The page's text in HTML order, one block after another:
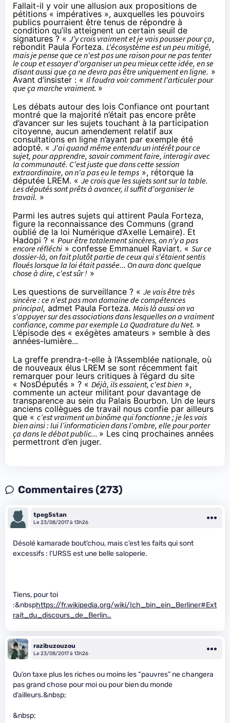
Fallait-il y voir une allusion aux propositions de
pétitions « impératives », auxquelles les pouvoirs
publics pourraient être tenus de répondre à
condition qu’ils atteignent un certain seuil de
signatures ? « J'y crois vraiment et je vais pousser pour ça,
rebondit Paula Forteza. L'écosystème est un peu mitigé,
mais je pense que ce n'est pas une raison pour ne pas tenter
le coup et essayer d'organiser un peu mieux cette idée, en se
disant aussi que ça ne devra pas être uniquement en ligne. »
Avant d’insister : « Il faudra voir comment l'articuler pour
que ça marche vraiment. »
Les débats autour des lois Confiance ont pourtant
montré que la majorité n’était pas encore prête
d’avancer sur les sujets touchant à la participation
citoyenne, aucun amendement relatif aux
consultations en ligne n’ayant par exemple été
adopté. « J'ai quand même entendu un intérêt pour ce
sujet, pour apprendre, savoir comment faire, interagir avec
la communauté. C'est juste que dans cette session
extraordinaire, on n'a pas eu le temps », rétorque la
députée LREM. « Je crois que les sujets sont sur la table.
Les députés sont prêts à avancer, il suffit d'organiser le
travail. »
Parmi les autres sujets qui attirent Paula Forteza,
figure la reconnaissance des Communs (grand
oublié de la loi Numérique d’Axelle Lemaire). Et
Hadopi ? « Pour être totalement sincères, on n'y a pas
encore réfléchi » confesse Emmanuel Raviart. « Sur ce
dossier-là, on fait plutôt partie de ceux qui s'étaient sentis
floués lorsque la loi était passée... On aura donc quelque
chose à dire, c'est sûr ! »
Les questions de surveillance ? « Je vais être très
sincère : ce n'est pas mon domaine de compétences
principal, admet Paula Forteza. Mais là aussi on va
s'appuyer sur des associations dans lesquelles on a vraiment
confiance, comme par exemple La Quadrature du Net. »
L’épisode des « exégètes amateurs » semble à des
années-lumière...
La greffe prendra-t-elle à l’Assemblée nationale, où
de nouveaux élus LREM se sont récemment fait
remarquer pour leurs critiques à l’égard du site
« NosDéputés » ? « Déjà, ils essaient, c'est bien »,
commente un acteur militant pour davantage de
transparence au sein du Palais Bourbon. Un de leurs
anciens collègues de travail nous confie par ailleurs
que « c’est vraiment un binôme qui fonctionne ; je les vois
bien ainsi : lui l’informaticien dans l’ombre, elle pour porter
ça dans le débat public... » Les cinq prochaines années
permettront d’en juger.
Commentaires (273)
tpeg5stan
Le 23/08/2017 à 13h26
Désolé kamarade bout’chou, mais c’est les faits qui sont
excessifs : l’URSS est une belle saloperie.
Tiens, pour toi
:&nbsphttps://fr.wikipedia.org/wiki/Ich_bin_ein_Berliner#Ext
rait_du_discours_de_Berlin…
razibuzouzou
Le 23/08/2017 à 13h26
Qu’on taxe plus les riches ou moins les “pauvres” ne changera
pas grand chose pour moi ou pour bien du monde
d’ailleurs.&nbsp;
&nbsp;